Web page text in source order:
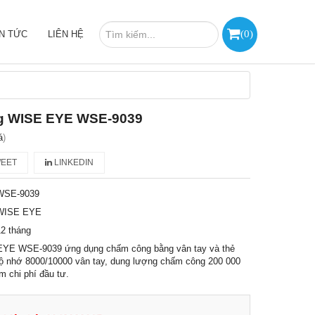
(0)
TỨC LIÊN HỆ
EYE WSE-9039
)
LINKEDIN
9039
EYE
tháng
WSE-9039 ứng dụng chấm công bằng vân tay và thẻ
nhớ 8000/10000 vân tay, dung lượng chấm công 200 000
chi phí đầu tư.